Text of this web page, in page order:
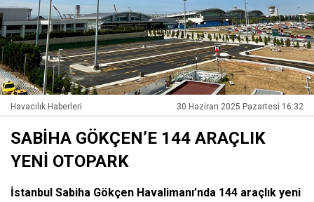
Havacılık Haberleri 30 Haziran 2025 Pazartesi 16:32
SABİHA GÖKÇEN’E 144 ARAÇLIK
YENİ OTOPARK
İstanbul Sabiha Gökçen Havalimanı’nda 144 araçlık yeni